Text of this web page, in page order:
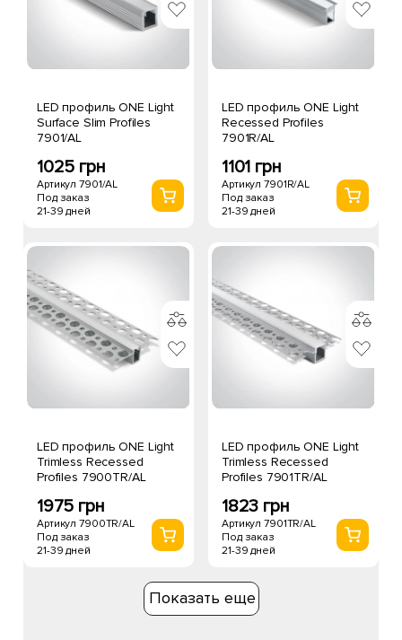
LED профиль ONE Light
Surface Slim Profiles
7901/AL
1025 грн
Артикул 7901/AL
Под заказ
21-39 дней
LED профиль ONE Light
Recessed Profiles
7901R/AL
1101 грн
Артикул 7901R/AL
Под заказ
21-39 дней
LED профиль ONE Light
Trimless Recessed
Profiles 7900TR/AL
1975 грн
Артикул 7900TR/AL
Под заказ
21-39 дней
LED профиль ONE Light
Trimless Recessed
Profiles 7901TR/AL
1823 грн
Артикул 7901TR/AL
Под заказ
21-39 дней
Показать еще